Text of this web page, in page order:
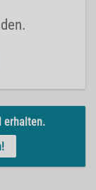
erhalten.